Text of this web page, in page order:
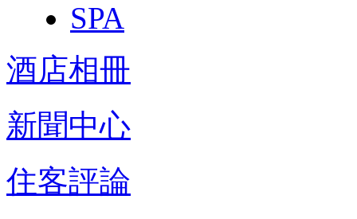
SPA
酒店相冊
新聞中心
住客評論